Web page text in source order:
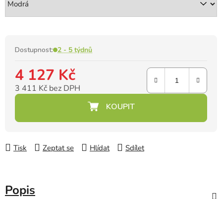
Dostupnost: 2 - 5 týdnů
4 127 Kč
3 411 Kč bez DPH
Tisk Zeptat se Hlídat Sdílet
Popis